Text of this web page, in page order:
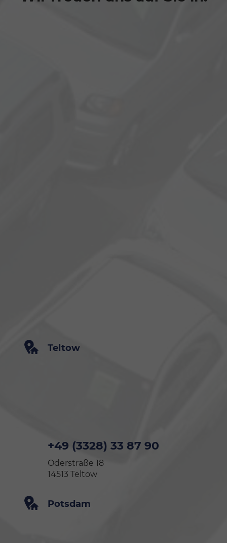
Teltow
+49 (3328) 33 87 90
Oderstraße 18
14513 Teltow
Potsdam